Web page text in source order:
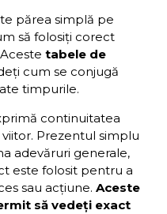
părea simplă pe
să folosiți corect
tabele de
cum se conjugă
timpurile.
continuitatea
Prezentul simplu
adevăruri generale,
este folosit pentru a
sau acțiune. Aceste
să vedeți exact